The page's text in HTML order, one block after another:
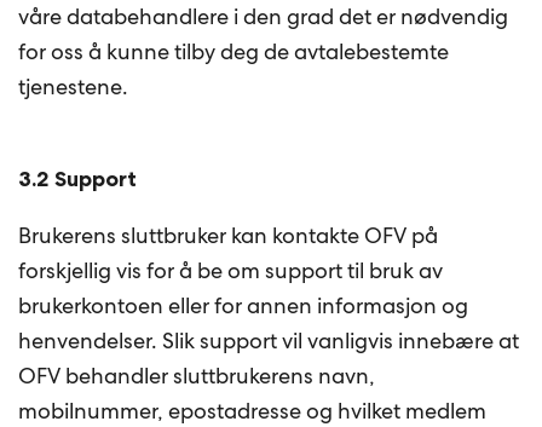
våre databehandlere i den grad det er nødvendig
for oss å kunne tilby deg de avtalebestemte
tjenestene.
3.2 Support
Brukerens sluttbruker kan kontakte OFV på
forskjellig vis for å be om support til bruk av
brukerkontoen eller for annen informasjon og
henvendelser. Slik support vil vanligvis innebære at
OFV behandler sluttbrukerens navn,
mobilnummer, epostadresse og hvilket medlem